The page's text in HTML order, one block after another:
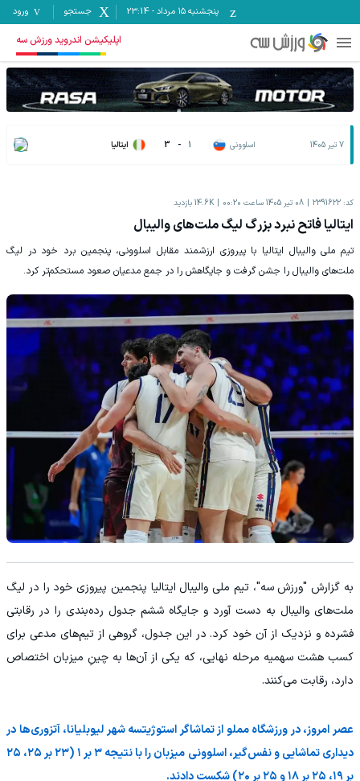
پنجشنبه ۱۵ مرداد -
23:14 جستجو ورود
اپلیکیشن اندروید ورزش سه
7 تیر 1405 اسلوونی 1
-
3 ایتالیا
کد: 2391622 08 تیر 1405 ساعت 00:20 14.6K بازدید
ایتالیا فاتح نبرد بزرگ لیگ ملت‌های والیبال
تیم ملی والیبال ایتالیا با پیروزی ارزشمند مقابل اسلوونی، پنجمین برد خود در لیگ
ملت‌های والیبال را جشن گرفت و جایگاهش را در جمع مدعیان صعود مستحکم‌تر کرد.
به گزارش "ورزش سه"، تیم ملی والیبال ایتالیا پنجمین پیروزی خود را در لیگ
ملت‌های والیبال به دست آورد و جایگاه ششم جدول رده‌بندی را در رقابتی
فشرده و نزدیک از آن خود کرد. در این جدول، گروهی از تیم‌های مدعی برای
کسب هشت سهمیه مرحله نهایی، که یکی از آن‌ها به چینِ میزبان اختصاص
دارد، رقابت می‌کنند.
عصر امروز، در ورزشگاه مملو از تماشاگر استوژیتسه شهر لیوبلیانا، آتزوری‌ها در
دیداری تماشایی و نفس‌گیر، اسلوونی میزبان را با نتیجه ۳ بر ۱ (۲۳ بر ۲۵، ۲۵
بر ۱۹، ۲۵ بر ۱۸ و ۲۵ بر ۲۰) شکست دادند.